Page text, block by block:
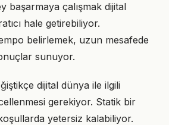
başarmaya çalışmak dijital
hale getirebiliyor.
belirlemek, uzun mesafede
sunuyor.
dijital dünya ile ilgili
gerekiyor. Statik bir
yetersiz kalabiliyor.